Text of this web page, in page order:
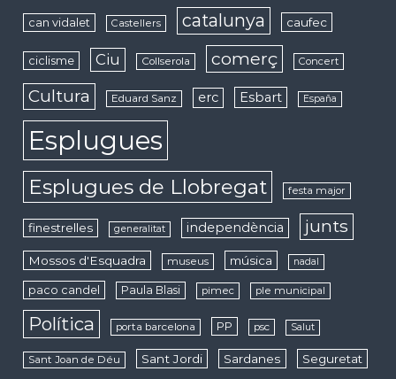
can vidalet Castellers catalunya caufec
ciclisme Ciu Collserola comerç Concert
Cultura Eduard Sanz erc Esbart España
Esplugues
Esplugues de Llobregat festa major
finestrelles generalitat independència junts
Mossos d'Esquadra museus música nadal
paco candel Paula Blasi pimec ple municipal
Política porta barcelona PP psc Salut
Sant Joan de Déu Sant Jordi Sardanes Seguretat